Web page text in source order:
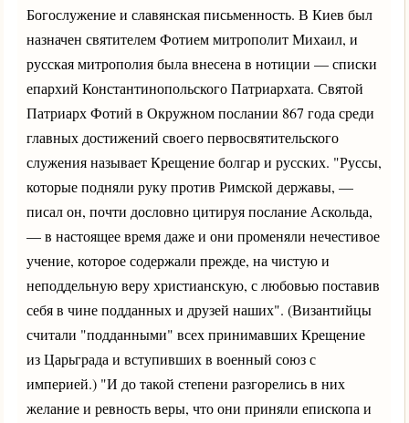
Богослужение и славянская письменность. В Киев был
назначен святителем Фотием митрополит Михаил, и
русская митрополия была внесена в нотиции — списки
епархий Константинопольского Патриархата. Святой
Патриарх Фотий в Окружном послании 867 года среди
главных достижений своего первосвятительского
служения называет Крещение болгар и русских. "Руссы,
которые подняли руку против Римской державы, —
писал он, почти дословно цитируя послание Аскольда,
— в настоящее время даже и они променяли нечестивое
учение, которое содержали прежде, на чистую и
неподдельную веру христианскую, с любовью поставив
себя в чине подданных и друзей наших". (Византийцы
считали "подданными" всех принимавших Крещение
из Царьграда и вступивших в военный союз с
империей.) "И до такой степени разгорелись в них
желание и ревность веры, что они приняли епископа и